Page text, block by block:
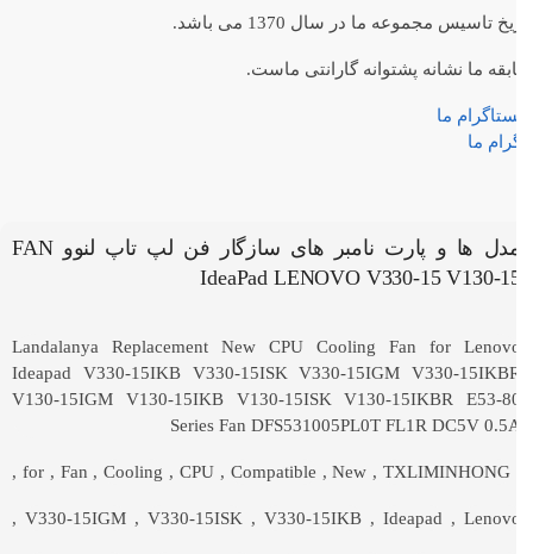
تاسیس مجموعه ما در سال 1370 می باشد.
ما نشانه پشتوانه گارانتی ماست.
ما
ما
مدل ها و پارت نامبر های سازگار فن لپ تاپ لنوو FAN
IdeaPad LENOVO V330-15 V130-
Landalanya Replacement New CPU Cooling Fan for
Ideapad V330-15IKB V330-15ISK V330-15IGM V330-
V130-15IGM V130-15IKB V130-15ISK V130-15IKBR E53-
Series Fan DFS531005PL0T FL1R DC5V
TXLIMINHONG
,
New
,
Compatible
,
CPU
,
Cooling
,
Fan
,
for
,
,
Ideapad
,
V330-15IKB
,
V330-15ISK
,
V330-15IGM
,